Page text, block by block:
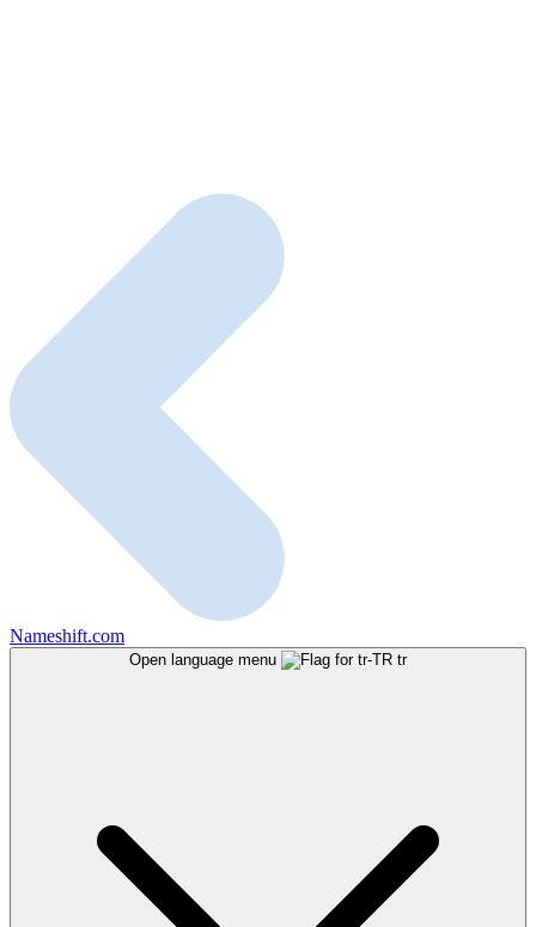
Nameshift.com
Open language menu tr